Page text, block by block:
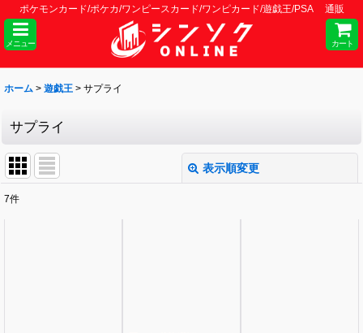
ポケモンカード/ポケカ/ワンピースカード/ワンピカード/遊戯王/PSA 通販
メニュー カート
ホーム > 遊戯王 > サプライ
サプライ
表示順変更
7件